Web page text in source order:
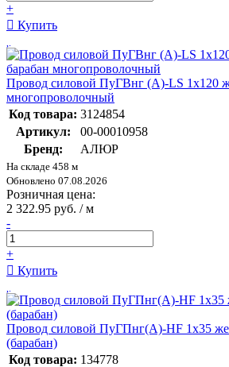
+
Купить
Провод силовой ПуГВнг (А)-LS 1х120
многопроволочный
Код товара: 3124854
Артикул:
00-00010958
Бренд:
АЛЮР
На складе 458 м
Обновлено 07.08.2026
Розничная цена:
2 322.95 руб. / м
-
+
Купить
Провод силовой ПуГПнг(А)-HF 1х35
(барабан)
Код товара: 134778